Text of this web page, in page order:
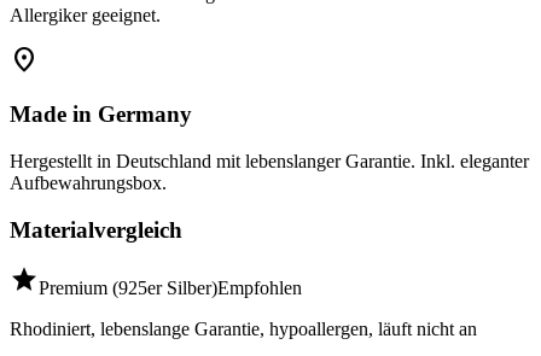
Allergiker geeignet.
location_on
Made in Germany
Hergestellt in Deutschland mit lebenslanger Garantie. Inkl. eleganter
Aufbewahrungsbox.
Materialvergleich
starPremium (925er Silber)Empfohlen
Rhodiniert, lebenslange Garantie, hypoallergen, läuft nicht an